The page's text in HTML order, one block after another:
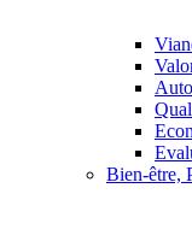
Bien-être,